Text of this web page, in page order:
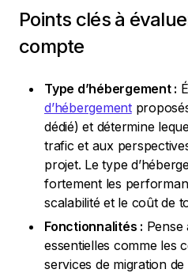
Points clés à
compte
Type d’hébergement :
d’hébergement
dédié) et détermine
trafic et aux
projet. Le type
fortement les
scalabilité et le coût de
Fonctionnalités : Pense
essentielles comme les
services de migration de